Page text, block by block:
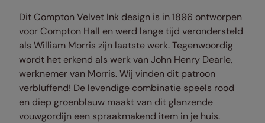
Dit Compton Velvet Ink design is in 1896 ontworpen
voor Compton Hall en werd lange tijd verondersteld
als William Morris zijn laatste werk. Tegenwoordig
wordt het erkend als werk van John Henry Dearle,
werknemer van Morris. Wij vinden dit patroon
verbluffend! De levendige combinatie speels rood
en diep groenblauw maakt van dit glanzende
vouwgordijn een spraakmakend item in je huis.